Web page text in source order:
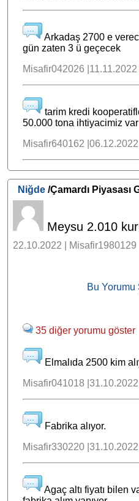
Arkadaş 2700 e
gün zaten 3 ü geçecek
Misafir042026 |11.11.2022
tarim kredi
50.000 tona ihtiyacimiz var
Misafir640162 |06.12.2022
Niğde /Çamardı Piyasası
Meysu 2.010
22.10.2022 | Misafir1980129
Bu Yorumu
35 diğer yorumu göster
Elmalıda 2500 kim
Misafir041018 |31.10.2022
Fabrika alıyor.
Misafir330220 |31.10.2022
Agaç altı fiyatı bilen